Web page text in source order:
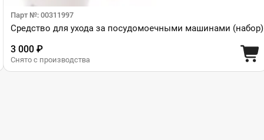
Парт №: 00311997
Средство для ухода за посудомоечными машинами (набор)
3 000 ₽
Снято с производства